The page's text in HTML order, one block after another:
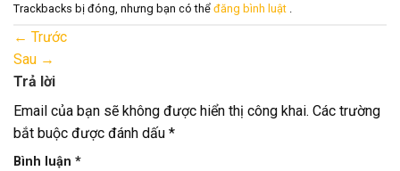
Trackbacks bị đóng, nhưng bạn có thể đăng bình luật
← Trước
Sau →
Trả lời
Email của bạn sẽ không được hiển thị công khai. Các trường
bắt buộc được đánh dấu *
Bình luận *